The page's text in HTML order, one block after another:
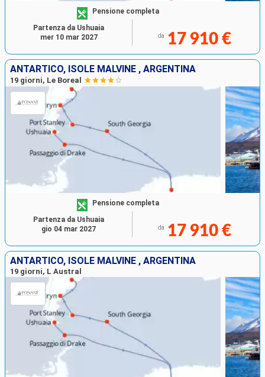
Pensione completa
da 17 910 €
Partenza da Ushuaia
mer 10 mar 2027
ANTARTICO, ISOLE MALVINE , ARGENTINA
19 giorni, Le Boreal
Pensione completa
da 17 910 €
Partenza da Ushuaia
gio 04 mar 2027
ANTARTICO, ISOLE MALVINE , ARGENTINA
19 giorni, L Austral